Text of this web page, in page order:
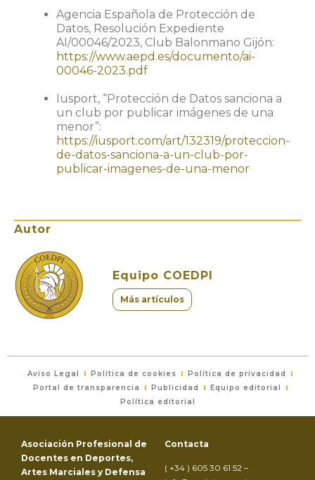
Agencia Española de Protección de
Datos, Resolución Expediente
AI/00046/2023, Club Balonmano Gijón:
https://www.aepd.es/documento/ai-
00046-2023.pdf
Iusport, “Protección de Datos sanciona a
un club por publicar imágenes de una
menor”:
https://iusport.com/art/132319/proteccion-
de-datos-sanciona-a-un-club-por-
publicar-imagenes-de-una-menor
Autor
Equipo COEDPI
Más artículos
Aviso Legal Política de cookies
Política de privacidad
Portal de transparencia
Publicidad
Equipo editorial
Política editorial
Asociación Profesional de
Docentes en Deportes,
Artes Marciales y Defensa
Contacta
( +34 ) 605 30 61 52 –